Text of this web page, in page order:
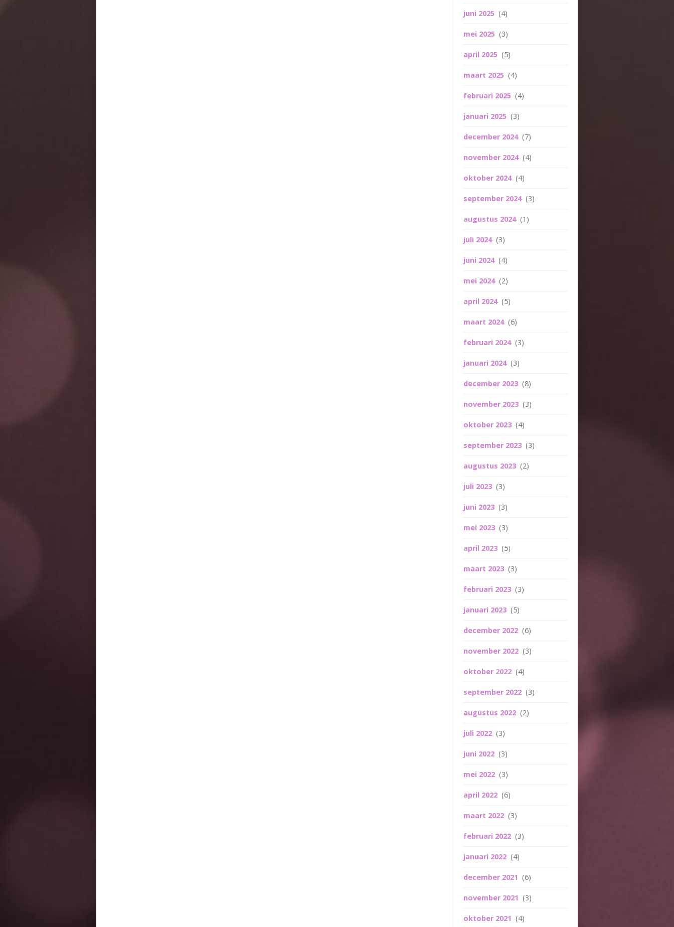
juni 2025 (4)
mei 2025 (3)
april 2025 (5)
maart 2025 (4)
februari 2025 (4)
januari 2025 (3)
december 2024 (7)
november 2024 (4)
oktober 2024 (4)
september 2024 (3)
augustus 2024 (1)
juli 2024 (3)
juni 2024 (4)
mei 2024 (2)
april 2024 (5)
maart 2024 (6)
februari 2024 (3)
januari 2024 (3)
december 2023 (8)
november 2023 (3)
oktober 2023 (4)
september 2023 (3)
augustus 2023 (2)
juli 2023 (3)
juni 2023 (3)
mei 2023 (3)
april 2023 (5)
maart 2023 (3)
februari 2023 (3)
januari 2023 (5)
december 2022 (6)
november 2022 (3)
oktober 2022 (4)
september 2022 (3)
augustus 2022 (2)
juli 2022 (3)
juni 2022 (3)
mei 2022 (3)
april 2022 (6)
maart 2022 (3)
februari 2022 (3)
januari 2022 (4)
december 2021 (6)
november 2021 (3)
oktober 2021 (4)